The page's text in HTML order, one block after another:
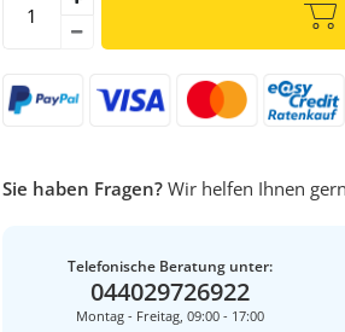
Sie haben Fragen?Wir helfen Ihnen
Telefonische Beratung unter:
044029726922
Montag - Freitag, 09:00 - 17:00